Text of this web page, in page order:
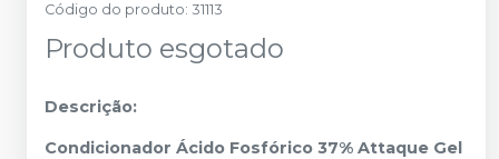
Código do produto: 31113
Produto esgotado
Descrição:
Condicionador Ácido Fosfórico 37% Attaque Gel